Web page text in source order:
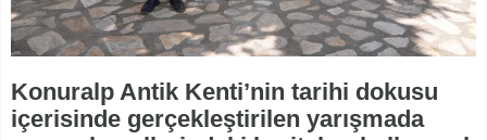
Konuralp Antik Kenti’nin tarihi dokusu
içerisinde gerçekleştirilen yarışmada